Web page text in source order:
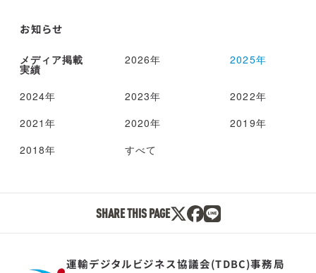
お知らせ
メディア掲載
実績
2026年 2025年
2024年 2023年
2022年
2021年
2020年
2019年
2018年
すべて
SHARE THIS PAGE
運輸デジタルビジネス協議会(TDBC)事務局